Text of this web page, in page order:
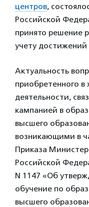
центров,
Российской
принято решение
учету достижений
Актуальность
приобретенного в
деятельности,
кампанией в
высшего
возникающими в
Приказа
Российской
N 1147 «Об
обучение по
высшего